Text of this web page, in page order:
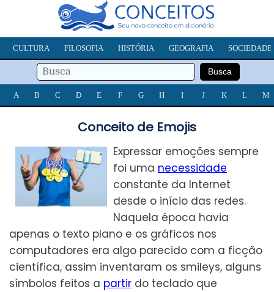
CULTURA FILOSOFIA HISTÓRIA GEOGRAFIA SOCIEDADE
A B C D E F G H I J K L M
Conceito de Emojis
Expressar emoções sempre
foi uma necessidade
constante da Internet
desde o início das redes.
Naquela época havia
apenas o texto plano e os gráficos nos
computadores era algo parecido com a ficção
científica, assim inventaram os smileys, alguns
símbolos feitos a partir do teclado que